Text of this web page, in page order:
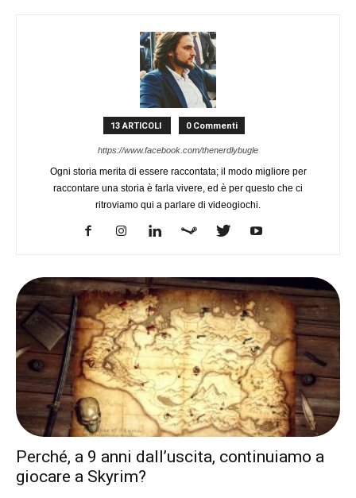
13 ARTICOLI 0 Commenti
https://www.facebook.com/thenerdlybugle
Ogni storia merita di essere raccontata; il modo migliore per
raccontare una storia è farla vivere, ed è per questo che ci
ritroviamo qui a parlare di videogiochi.
Perché, a 9 anni dall’uscita, continuiamo a
giocare a Skyrim?